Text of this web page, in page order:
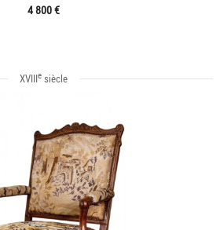
4 800 €
XVIIIe siècle